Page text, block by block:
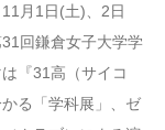
月1日(土)、2日
回鎌倉女子大学学
『31高（サイコ
る「学科展」、ゼ